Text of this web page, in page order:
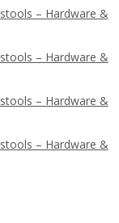
– Hardware &
– Hardware &
– Hardware &
– Hardware &